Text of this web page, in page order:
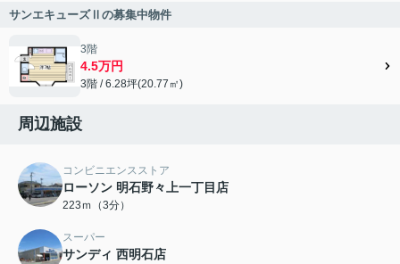
サンエキューズⅡの募集中物件
3階
4.5万円
3階 / 6.28坪(20.77㎡)
周辺施設
コンビニエンスストア
ローソン 明石野々上一丁目店
223ｍ（3分）
スーパー
サンディ 西明石店